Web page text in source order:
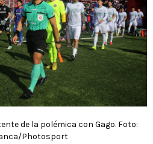
de la polémica con Gago. Foto:
Photosport